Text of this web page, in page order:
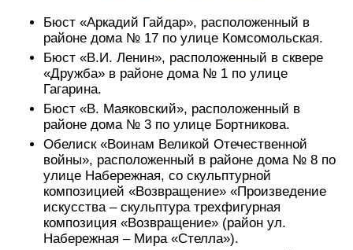
Бюст «Аркадий Гайдар», расположенный в
районе дома № 17 по улице Комсомольская.
Бюст «В.И. Ленин», расположенный в сквере
«Дружба» в районе дома № 1 по улице
Гагарина.
Бюст «В. Маяковский», расположенный в
районе дома № 3 по улице Бортникова.
Обелиск «Воинам Великой Отечественной
войны», расположенный в районе дома № 8 по
улице Набережная, со скульптурной
композицией «Возвращение» «Произведение
искусства – скульптура трехфигурная
композиция «Возвращение» (район ул.
Набережная – Мира «Стелла»).